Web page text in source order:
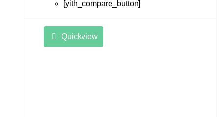
[yith_compare_button]
Quickview